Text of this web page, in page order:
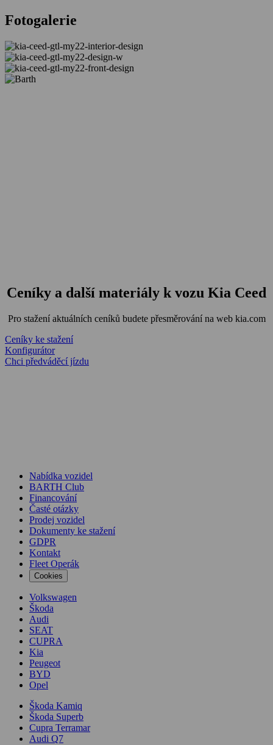
Fotogalerie
Ceníky a další materiály k vozu Kia Ceed
Pro stažení aktuálních ceníků budete přesměrování na web kia.com
Ceníky ke stažení
Konfigurátor
Chci předváděcí jízdu
Nabídka vozidel
BARTH Club
Financování
Časté otázky
Prodej vozidel
Dokumenty ke stažení
GDPR
Kontakt
Fleet Operák
Cookies
Volkswagen
Škoda
Audi
SEAT
CUPRA
Kia
Peugeot
BYD
Opel
Škoda Kamiq
Škoda Superb
Cupra Terramar
Audi Q7